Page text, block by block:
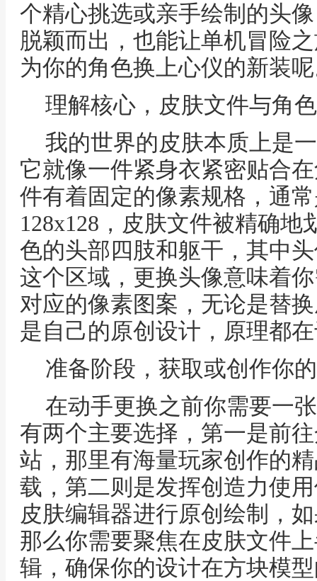
个精心挑选或亲手绘制的头
脱颖而出，也能让单机冒险
为你的角色换上心仪的新装
理解核心，皮肤文件与角
我的世界的皮肤本质上是
它就像一件紧身衣紧密贴合
件有着固定的像素规格，通
128x128，皮肤文件被精确
色的头部四肢和躯干，其中
这个区域，更换头像意味着
对应的像素图案，无论是替
是自己的原创设计，原理都
准备阶段，获取或创作你
在动手更换之前你需要一
有两个主要选择，第一是前
站，那里有海量玩家创作的
载，第二则是发挥创造力使
皮肤编辑器进行原创绘制，
那么你需要聚焦在皮肤文件
辑，确保你的设计在方块模